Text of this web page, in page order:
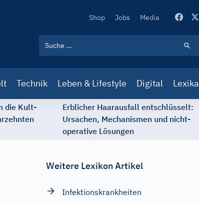
Secondary
Shop Jobs Media
Technik Leben & Lifestyle Digital Lexika
die Kult-
Erblicher Haarausfall entschlüsselt:
Ursachen, Mechanismen und nicht-
operative Lösungen
Weitere Lexikon Artikel
Infektionskrankheiten